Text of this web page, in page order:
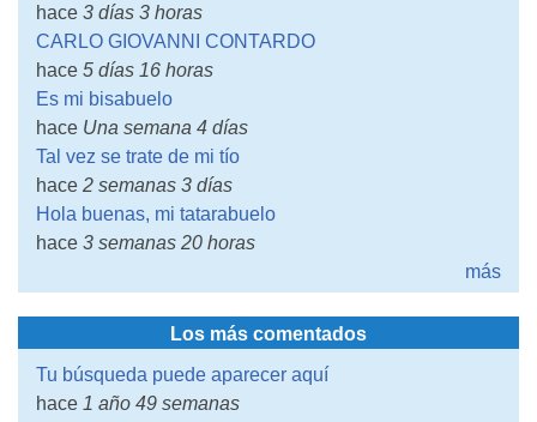
hace 3 días 3 horas
CARLO GIOVANNI CONTARDO
hace 5 días 16 horas
Es mi bisabuelo
hace Una semana 4 días
Tal vez se trate de mi tío
hace 2 semanas 3 días
Hola buenas, mi tatarabuelo
hace 3 semanas 20 horas
más
Los más comentados
Tu búsqueda puede aparecer aquí
hace 1 año 49 semanas